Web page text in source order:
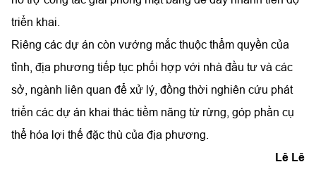
triển khai.
Riêng các dự án còn vướng mắc thuộc thẩm quyền của
tỉnh, địa phương tiếp tục phối hợp với nhà đầu tư và các
sở, ngành liên quan để xử lý, đồng thời nghiên cứu phát
triển các dự án khai thác tiềm năng từ rừng, góp phần cụ
thể hóa lợi thế đặc thù của địa phương.
Lê Lê